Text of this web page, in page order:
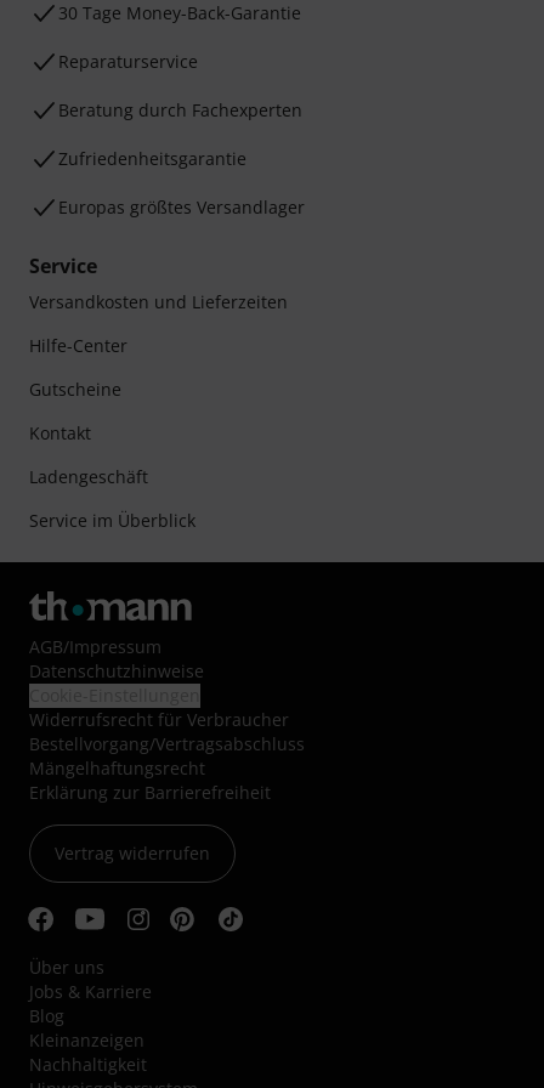
30 Tage Money-Back-Garantie
Reparaturservice
Beratung durch Fachexperten
Zufriedenheitsgarantie
Europas größtes Versandlager
Service
Versandkosten und Lieferzeiten
Hilfe-Center
Gutscheine
Kontakt
Ladengeschäft
Service im Überblick
AGB/Impressum
Datenschutzhinweise
Widerrufsrecht für Verbraucher
Bestellvorgang/Vertragsabschluss
Mängelhaftungsrecht
Erklärung zur Barrierefreiheit
Vertrag widerrufen
Über uns
Jobs & Karriere
Blog
Kleinanzeigen
Nachhaltigkeit